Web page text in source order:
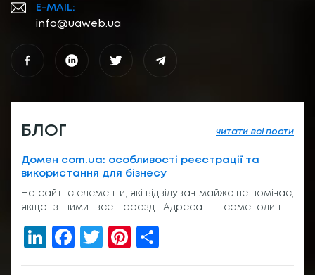
E-MAIL:
info@uaweb.ua
БЛОГ читати всі пости
Домен com.ua: особливості реєстрації та
використання для бізнесу
На сайті є елементи, які відвідувач майже не помічає,
якщо з ними все гаразд. Адреса — саме один із
рекламі, у листуванні з клієнтом, на вивісці біля входу
або в підписі менеджера. І якщо вона виглядає
звично, людина просто переходить далі. Без зайвих
LinkedIn
Facebook
TwitterPinterest